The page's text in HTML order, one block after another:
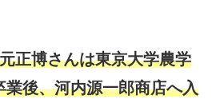
正博さんは東京大学農学
業後、河内源一郎商店へ入